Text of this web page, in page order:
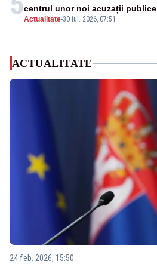
Actualitate-30 iul. 2026, 07:51
centrul unor noi acuzații publice
ACTUALITATE
24 feb. 2026, 15:50